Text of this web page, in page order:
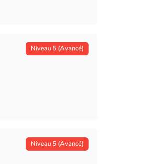
Niveau 5 (Avancé)
Niveau 5 (Avancé)